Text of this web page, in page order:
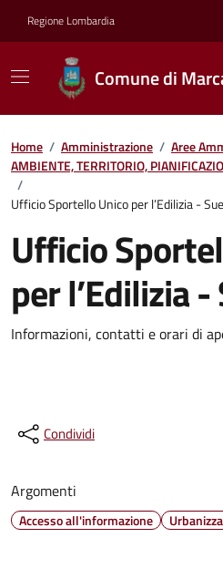
Regione Lombardia
Comune di
Home / Amministrazione / Aree
AMBIENTE, TERRITORIO,
/
Ufficio Sportello Unico per l’Edilizia - Sue
Ufficio
per l’Edilizia -
Informazioni, contatti e orari di
Condividi
Argomenti
Accesso all'informazione